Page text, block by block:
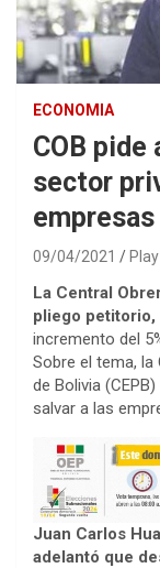
ECONOMIA
COB pide
sector
empresas
09/04/2021
La Central
pliego petitorio,
incremento del
Sobre el tema,
de Bolivia
salvar a las
Juan Carlos
adelantó que